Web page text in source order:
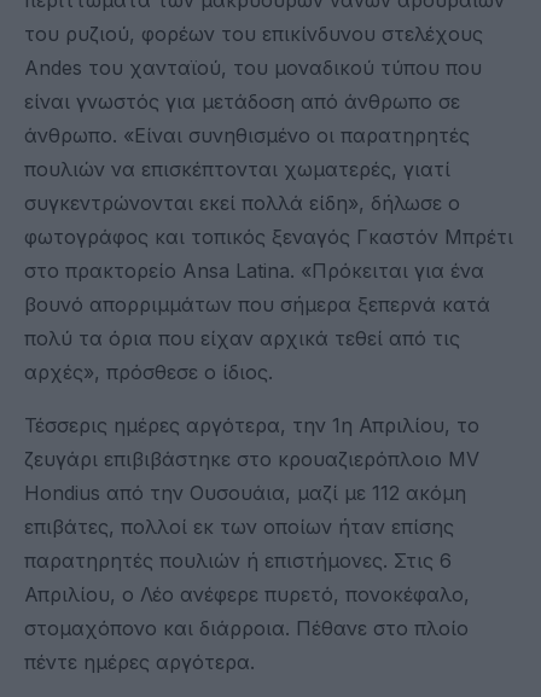
του ρυζιού, φορέων του επικίνδυνου στελέχους
Andes του χανταϊού, του μοναδικού τύπου που
είναι γνωστός για μετάδοση από άνθρωπο σε
άνθρωπο. «Είναι συνηθισμένο οι παρατηρητές
πουλιών να επισκέπτονται χωματερές, γιατί
συγκεντρώνονται εκεί πολλά είδη», δήλωσε ο
φωτογράφος και τοπικός ξεναγός Γκαστόν Μπρέτι
στο πρακτορείο Ansa Latina. «Πρόκειται για ένα
βουνό απορριμμάτων που σήμερα ξεπερνά κατά
πολύ τα όρια που είχαν αρχικά τεθεί από τις
αρχές», πρόσθεσε ο ίδιος.
Τέσσερις ημέρες αργότερα, την 1η Απριλίου, το
ζευγάρι επιβιβάστηκε στο κρουαζιερόπλοιο MV
Hondius από την Ουσουάια, μαζί με 112 ακόμη
επιβάτες, πολλοί εκ των οποίων ήταν επίσης
παρατηρητές πουλιών ή επιστήμονες. Στις 6
Απριλίου, ο Λέο ανέφερε πυρετό, πονοκέφαλο,
στομαχόπονο και διάρροια. Πέθανε στο πλοίο
πέντε ημέρες αργότερα.